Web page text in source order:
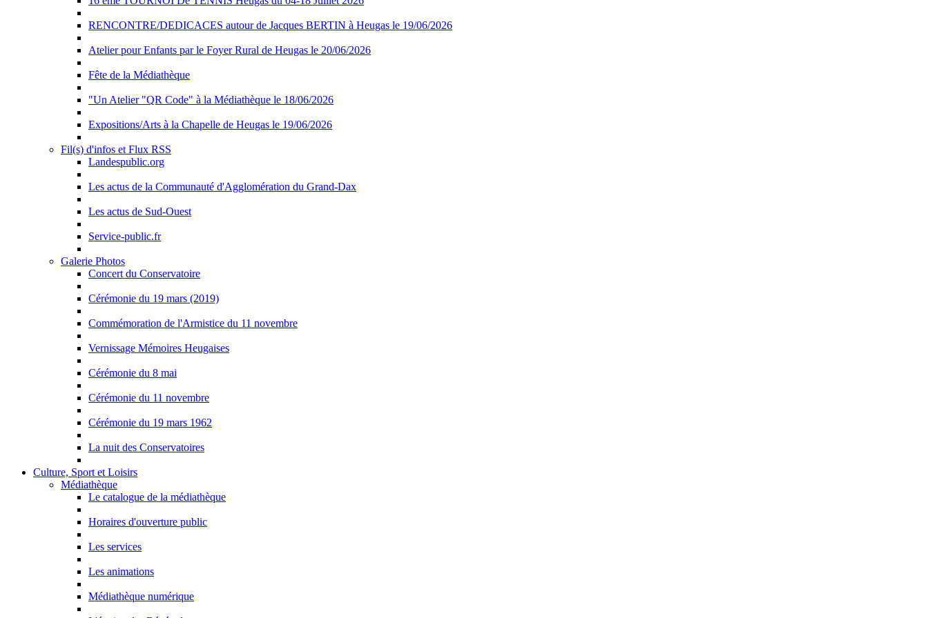
RENCONTRE/DEDICACES autour de Jacques BERTIN à Heugas le 19/06/2026
Atelier pour Enfants par le Foyer Rural de Heugas le 20/06/2026
Fête de la Médiathèque
"Un Atelier "QR Code" à la Médiathèque le 18/06/2026
Expositions/Arts à la Chapelle de Heugas le 19/06/2026
Fil(s) d'infos et Flux RSS
Landespublic.org
Les actus de la Communauté d'Agglomération du Grand-Dax
Les actus de Sud-Ouest
Service-public.fr
Galerie Photos
Concert du Conservatoire
Cérémonie du 19 mars (2019)
Commémoration de l'Armistice du 11 novembre
Vernissage Mémoires Heugaises
Cérémonie du 8 mai
Cérémonie du 11 novembre
Cérémonie du 19 mars 1962
La nuit des Conservatoires
Culture, Sport et Loisirs
Médiathèque
Le catalogue de la médiathèque
Horaires d'ouverture public
Les services
Les animations
Médiathèque numérique